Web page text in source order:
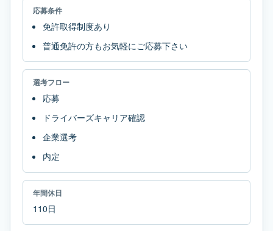
応募条件
免許取得制度あり
普通免許の方もお気軽にご応募下さい
選考フロー
応募
ドライバーズキャリア確認
企業選考
内定
年間休日
110日